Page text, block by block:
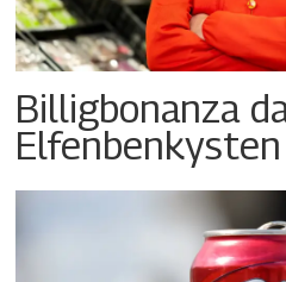
Billigbonanza
Elfenbenkysten